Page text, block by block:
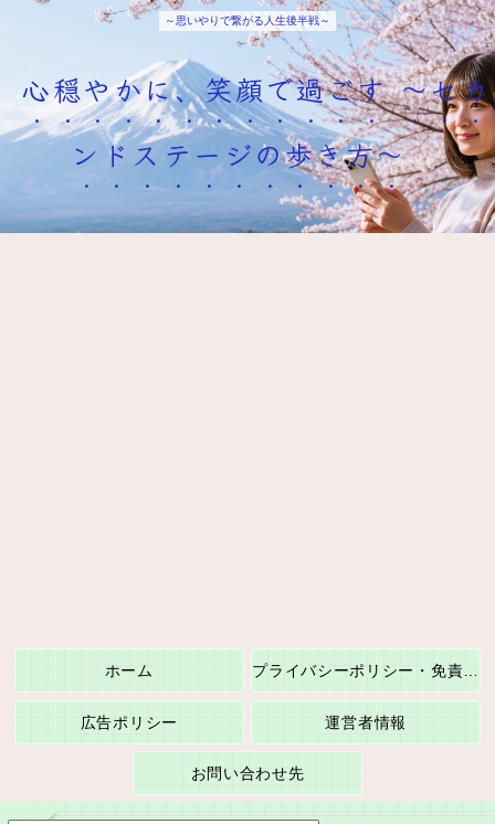
～思いやりで繋がる人生後半戦～
心穏やかに、笑顔で過ごす ～セカ
ンドステージの歩き方～
ホーム
広告ポリシー 運営者情報
お問い合わせ先